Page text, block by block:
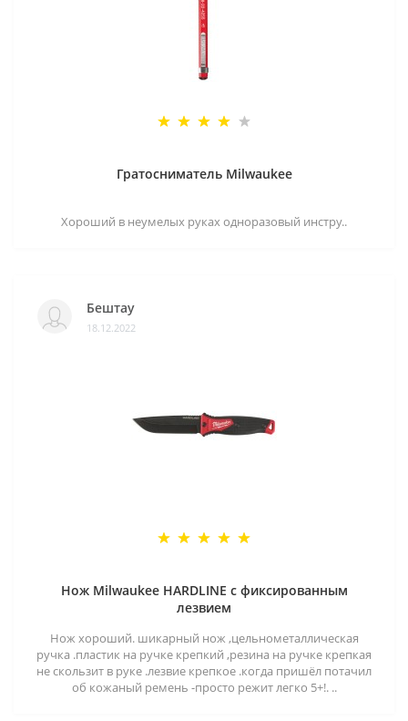
Гратосниматель Milwaukee
Хороший в неумелых руках одноразовый инстру..
Бештау
18.12.2022
Нож Milwaukee HARDLINE с фиксированным
лезвием
Нож хороший. шикарный нож ,цельнометаллическая
ручка .пластик на ручке крепкий ,резина на ручке крепкая
не скользит в руке .лезвие крепкое .когда пришёл потачил
об кожаный ремень -просто режит легко 5+!. ..